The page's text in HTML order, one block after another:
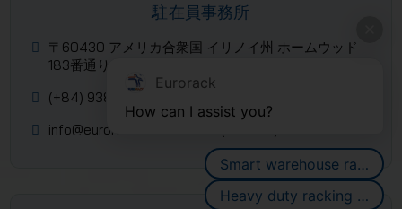
駐在員事務所
〒60430 アメリカ合衆国 イリノイ州 ホームウッド
183番通り 3323 (シカゴ)
(+84) 938 520 379
info@eurorack.com
Eurorack
How can I assist you?
Smart warehouse racking systems
Heavy duty racking systems